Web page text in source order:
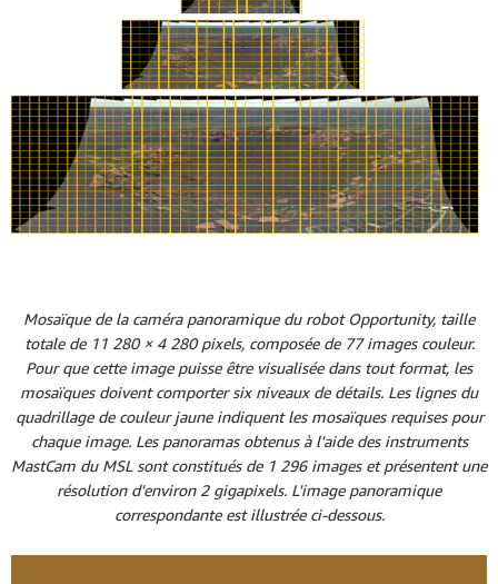
Mosaïque de la caméra panoramique du robot Opportunity, taille
totale de 11 280 × 4 280 pixels, composée de 77 images couleur.
Pour que cette image puisse être visualisée dans tout format, les
mosaïques doivent comporter six niveaux de détails. Les lignes du
quadrillage de couleur jaune indiquent les mosaïques requises pour
chaque image. Les panoramas obtenus à l'aide des instruments
MastCam du MSL sont constitués de 1 296 images et présentent une
résolution d'environ 2 gigapixels. L'image panoramique
correspondante est illustrée ci-dessous.